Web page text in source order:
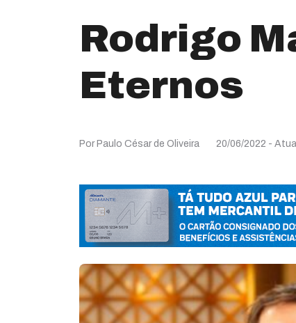
Rodrigo
Eternos
Por Paulo César de Oliveira 20/06/2022 -